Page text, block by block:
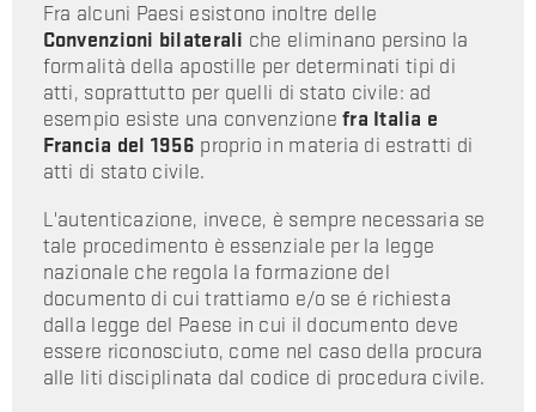
Fra alcuni Paesi esistono inoltre delle
Convenzioni bilaterali che eliminano persino la
formalità della apostille per determinati tipi di
atti, soprattutto per quelli di stato civile: ad
esempio esiste una convenzionefra Italia e
Francia del 1956 proprio in materia di estratti di
atti di stato civile.
L'autenticazione, invece, è sempre necessaria se
tale procedimento è essenziale per la legge
nazionale che regola la formazione del
documento di cui trattiamo e/o se é richiesta
dalla legge del Paese in cui il documento deve
essere riconosciuto, come nel caso della procura
alle liti disciplinata dal codice di procedura civile.